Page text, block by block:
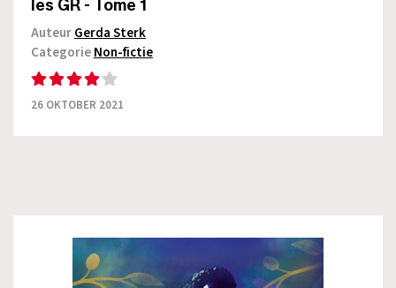
les GR - Tome 1
AuteurGerda Sterk
CategorieNon-fictie
26 OKTOBER 2021